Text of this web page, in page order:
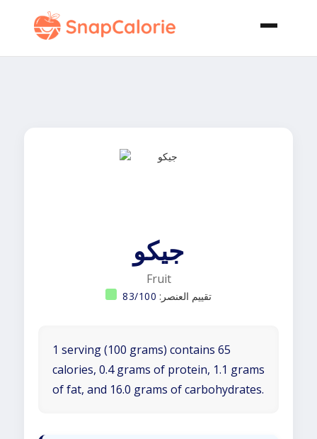
جيكو
Fruit
تقييم العنصر: 83/100
1 serving (100 grams) contains 65
calories, 0.4 grams of protein, 1.1 grams
of fat, and 16.0 grams of carbohydrates.